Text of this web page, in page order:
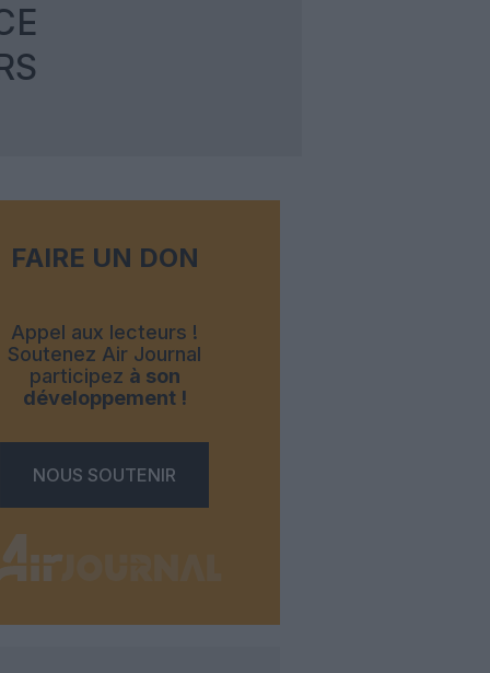
FAIRE UN DON
Appel aux lecteurs !
Soutenez Air Journal
participez à son
développement !
NOUS SOUTENIR